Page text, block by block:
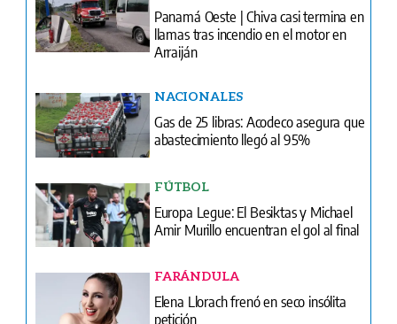
Panamá Oeste | Chiva casi termina en
llamas tras incendio en el motor en
Arraiján
NACIONALES
Gas de 25 libras: Acodeco asegura que
abastecimiento llegó al 95%
FÚTBOL
Europa Legue: El Besiktas y Michael
Amir Murillo encuentran el gol al final
FARÁNDULA
Elena Llorach frenó en seco insólita
petición